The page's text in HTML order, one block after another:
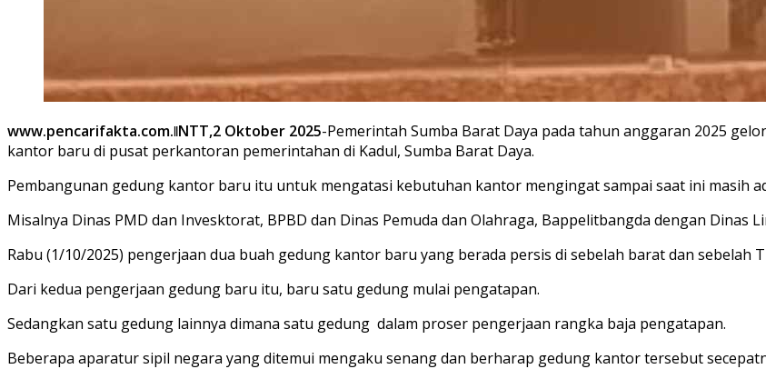
www.pencarifakta.com.ǁNTT,2 Oktober 2025-Pemerintah Sumba Barat Daya pada tahun anggaran 2025
kantor baru di pusat perkantoran pemerintahan di Kadul, Sumba Barat Daya.
Pembangunan gedung kantor baru itu untuk mengatasi kebutuhan kantor mengingat sampai saat ini masih
Misalnya Dinas PMD dan Invesktorat, BPBD dan Dinas Pemuda dan Olahraga, Bappelitbangda dengan Dinas
Rabu (1/10/2025) pengerjaan dua buah gedung kantor baru yang berada persis di sebelah barat dan sebelah
Dari kedua pengerjaan gedung baru itu, baru satu gedung mulai pengatapan.
Sedangkan satu gedung lainnya dimana satu gedung dalam proser pengerjaan rangka baja pengatapan.
Beberapa aparatur sipil negara yang ditemui mengaku senang dan berharap gedung kantor tersebut